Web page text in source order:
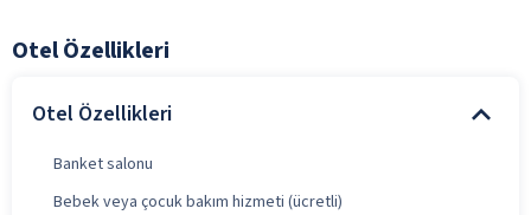
Otel Özellikleri
Otel Özellikleri
Banket salonu
Bebek veya çocuk bakım hizmeti (ücretli)